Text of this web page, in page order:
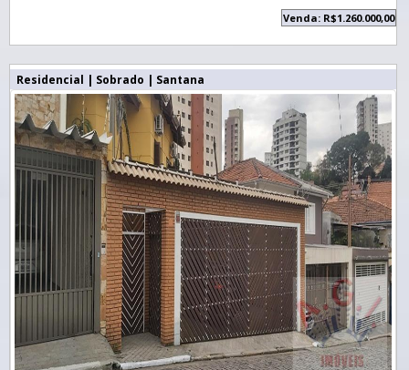
Venda: R$1.260.000,00
Residencial | Sobrado | Santana